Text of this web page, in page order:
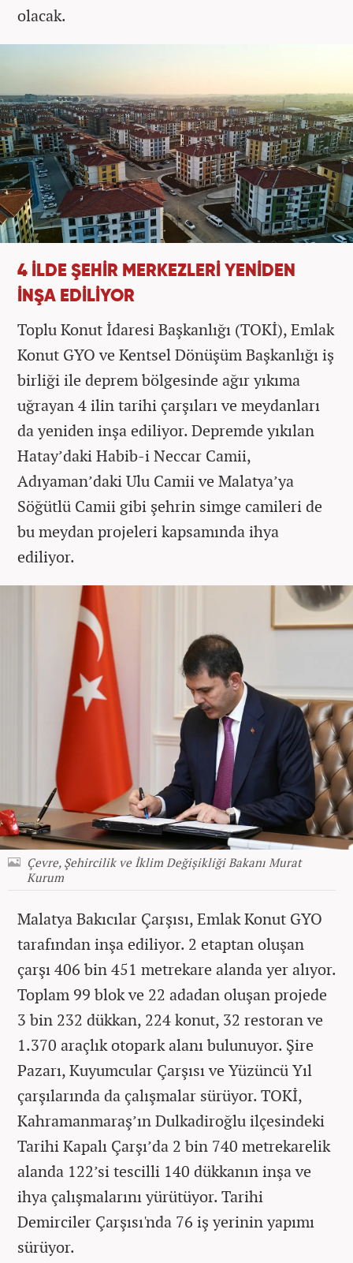
olacak.
4 İLDE ŞEHİR MERKEZLERİ YENİDEN
İNŞA EDİLİYOR
Toplu Konut İdaresi Başkanlığı (TOKİ), Emlak
Konut GYO ve Kentsel Dönüşüm Başkanlığı iş
birliği ile deprem bölgesinde ağır yıkıma
uğrayan 4 ilin tarihi çarşıları ve meydanları
da yeniden inşa ediliyor. Depremde yıkılan
Hatay’daki Habib-i Neccar Camii,
Adıyaman’daki Ulu Camii ve Malatya’ya
Söğütlü Camii gibi şehrin simge camileri de
bu meydan projeleri kapsamında ihya
ediliyor.
Çevre, Şehircilik ve İklim Değişikliği Bakanı Murat
Kurum
Malatya Bakıcılar Çarşısı, Emlak Konut GYO
tarafından inşa ediliyor. 2 etaptan oluşan
çarşı 406 bin 451 metrekare alanda yer alıyor.
Toplam 99 blok ve 22 adadan oluşan projede
3 bin 232 dükkan, 224 konut, 32 restoran ve
1.370 araçlık otopark alanı bulunuyor. Şire
Pazarı, Kuyumcular Çarşısı ve Yüzüncü Yıl
çarşılarında da çalışmalar sürüyor. TOKİ,
Kahramanmaraş’ın Dulkadiroğlu ilçesindeki
Tarihi Kapalı Çarşı’da 2 bin 740 metrekarelik
alanda 122’si tescilli 140 dükkanın inşa ve
ihya çalışmalarını yürütüyor. Tarihi
Demirciler Çarşısı'nda 76 iş yerinin yapımı
sürüyor.